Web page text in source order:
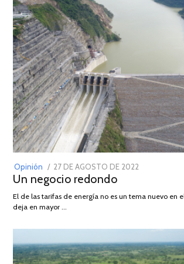
Opinión
POSTED
ON
27 DE AGOSTO DE 2022
DE
Un negocio redondo
El de las tarifas de energía no es un tema nuevo en
deja en mayor …